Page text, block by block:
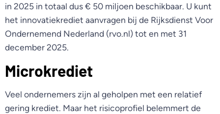
in 2025 in totaal dus € 50 miljoen beschikbaar. U kunt
het innovatiekrediet aanvragen bij de Rijksdienst Voor
Ondernemend Nederland (rvo.nl) tot en met 31
december 2025.
Microkrediet
Veel ondernemers zijn al geholpen met een relatief
gering krediet. Maar het risicoprofiel belemmert de